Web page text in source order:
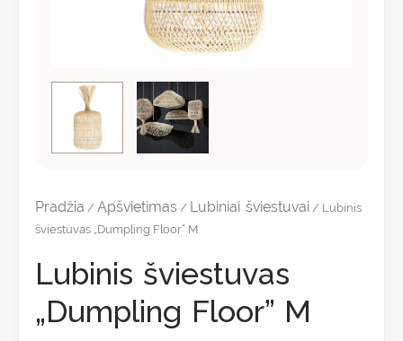
Pradžia /Apšvietimas / Lubiniai šviestuvai / Lubinis
šviestuvas „Dumpling Floor” M
Lubinis šviestuvas
„Dumpling Floor” M